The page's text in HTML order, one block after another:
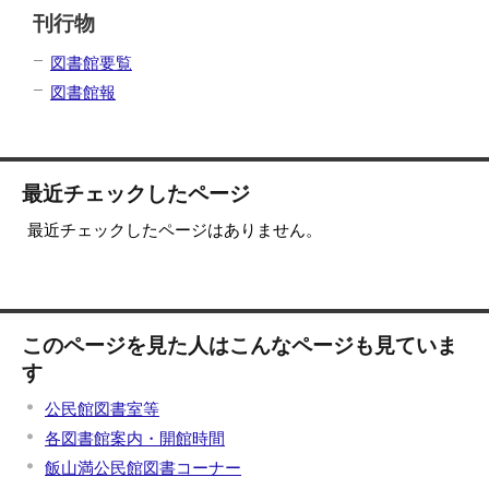
刊行物
図書館要覧
図書館報
最近チェックしたページ
最近チェックしたページはありません。
このページを見た人はこんなページも見ていま
す
公民館図書室等
各図書館案内・開館時間
飯山満公民館図書コーナー